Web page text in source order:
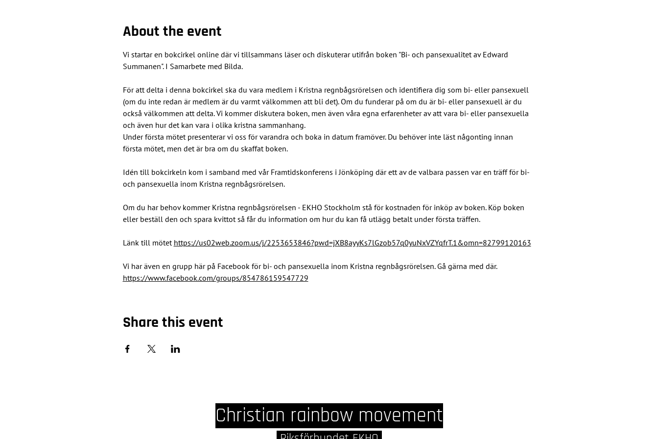
About the event
Vi startar en bokcirkel online där vi tillsammans läser och diskuterar utifrån boken "Bi- och pansexualitet av Edward
Summanen". I Samarbete med Bilda.
För att delta i denna bokcirkel ska du vara medlem i Kristna regnbågsrörelsen och identifiera dig som bi- eller pansexuell
(om du inte redan är medlem är du varmt välkommen att bli det). Om du funderar på om du är bi- eller pansexuell är du
också välkommen att delta. Vi kommer diskutera boken, men även våra egna erfarenheter av att vara bi- eller pansexuella
och även hur det kan vara i olika kristna sammanhang.
Under första mötet presenterar vi oss för varandra och boka in datum framöver. Du behöver inte läst någonting innan
första mötet, men det är bra om du skaffat boken.
Idén till bokcirkeln kom i samband med vår Framtidskonferens i Jönköping där ett av de valbara passen var en träff för bi-
och pansexuella inom Kristna regnbågsrörelsen.
Om du har behov kommer Kristna regnbågsrörelsen - EKHO Stockholm stå för kostnaden för inköp av boken. Köp boken
eller beställ den och spara kvittot så får du information om hur du kan få utlägg betalt under första träffen.
Länk till mötet https://us02web.zoom.us/j/2253653846?pwd=jXB8ayyKs7lGzob57q0yuNxVZYqfrT.1&omn=82799120163
Vi har även en grupp här på Facebook för bi- och pansexuella inom Kristna regnbågsrörelsen. Gå gärna med där.
https://www.facebook.com/groups/854786159547729
Share this event
Christian rainbow movement